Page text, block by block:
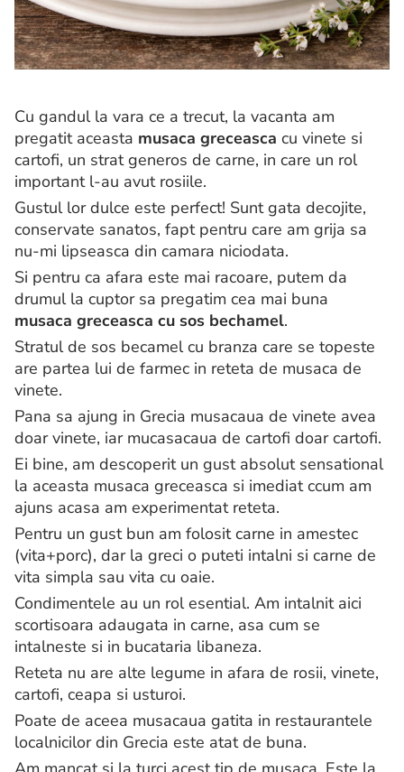
Cu gandul la vara ce a trecut, la vacanta am
pregatit aceasta musaca greceasca cu vinete si
cartofi, un strat generos de carne, in care un rol
important l-au avut rosiile.
Gustul lor dulce este perfect! Sunt gata decojite,
conservate sanatos, fapt pentru care am grija sa
nu-mi lipseasca din camara niciodata.
Si pentru ca afara este mai racoare, putem da
drumul la cuptor sa pregatim cea mai buna
musaca greceasca cu sos bechamel.
Stratul de sos becamel cu branza care se topeste
are partea lui de farmec in reteta de musaca de
vinete.
Pana sa ajung in Grecia musacaua de vinete avea
doar vinete, iar mucasacaua de cartofi doar cartofi.
Ei bine, am descoperit un gust absolut sensational
la aceasta musaca greceasca si imediat ccum am
ajuns acasa am experimentat reteta.
Pentru un gust bun am folosit carne in amestec
(vita+porc), dar la greci o puteti intalni si carne de
vita simpla sau vita cu oaie.
Condimentele au un rol esential. Am intalnit aici
scortisoara adaugata in carne, asa cum se
intalneste si in bucataria libaneza.
Reteta nu are alte legume in afara de rosii, vinete,
cartofi, ceapa si usturoi.
Poate de aceea musacaua gatita in restaurantele
localnicilor din Grecia este atat de buna.